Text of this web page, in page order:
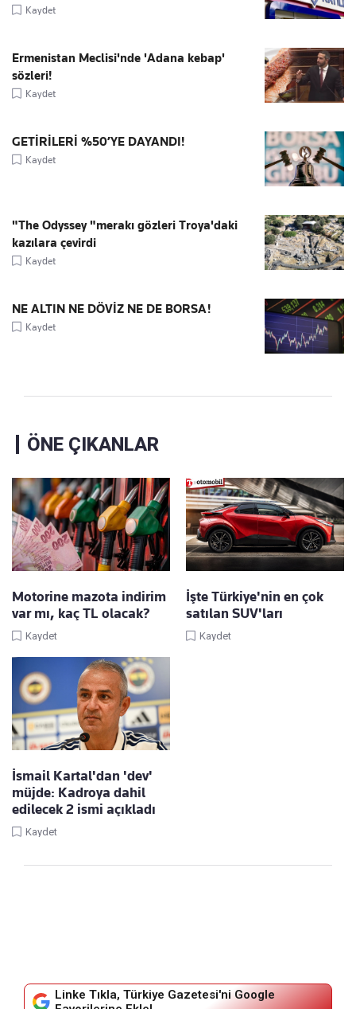
Kaydet
Ermenistan Meclisi'nde 'Adana kebap'
sözleri!
Kaydet
GETİRİLERİ %50’YE DAYANDI!
Kaydet
"The Odyssey "merakı gözleri Troya'daki
kazılara çevirdi
Kaydet
NE ALTIN NE DÖVİZ NE DE BORSA!
Kaydet
ÖNE ÇIKANLAR
Motorine mazota indirim
var mı, kaç TL olacak?
Kaydet
İşte Türkiye'nin en çok
satılan SUV'ları
Kaydet
İsmail Kartal'dan 'dev'
müjde: Kadroya dahil
edilecek 2 ismi açıkladı
Kaydet
Linke Tıkla, Türkiye Gazetesi'ni Google